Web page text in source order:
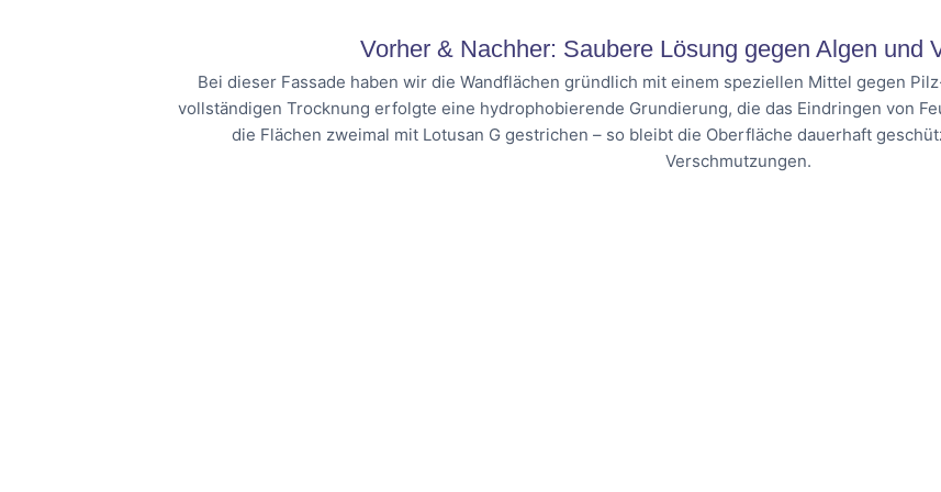
Vorher & Nachher: Saubere Lösung gegen Algen und
Bei dieser Fassade haben wir die Wandflächen gründlich mit einem speziellen Mittel gegen
vollständigen Trocknung erfolgte eine hydrophobierende Grundierung, die das Eindringen von
die Flächen zweimal mit Lotusan G gestrichen – so bleibt die Oberfläche dauerhaft
Verschmutzungen.